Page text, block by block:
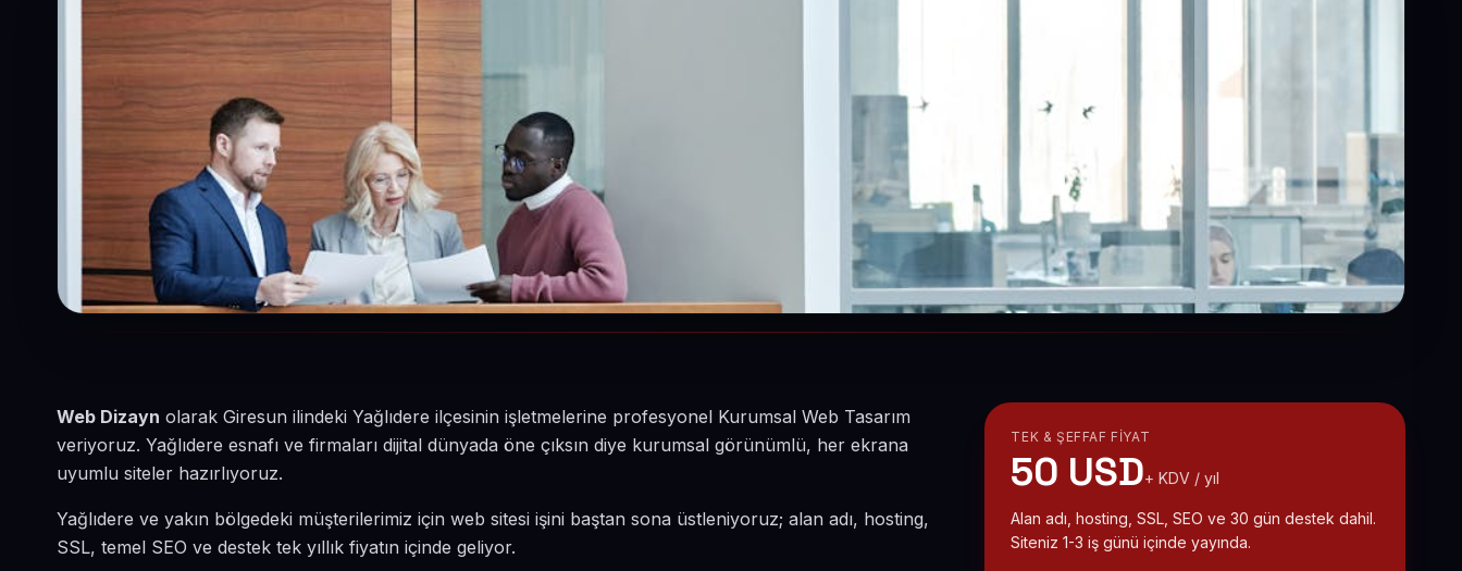
Web Dizayn olarak Giresun ilindeki Yağlıdere ilçesinin işletmelerine profesyonel Kurumsal Web Tasarım
veriyoruz. Yağlıdere esnafı ve firmaları dijital dünyada öne çıksın diye kurumsal görünümlü, her ekrana
uyumlu siteler hazırlıyoruz.
Yağlıdere ve yakın bölgedeki müşterilerimiz için web sitesi işini baştan sona üstleniyoruz; alan adı, hosting,
SSL, temel SEO ve destek tek yıllık fiyatın içinde geliyor.
TEK & ŞEFFAF FIYAT
50 USD+ KDV / yıl
Alan adı, hosting, SSL, SEO ve 30 gün destek dahil.
Siteniz 1-3 iş günü içinde yayında.